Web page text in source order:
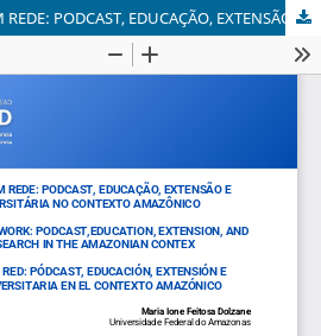
VOZES RIBEIRINHAS EM REDE: PODCAST, EDUCAÇÃO, EXTENSÃO E PESQUISA UNIVERSITÁRIA NO CONTEXTO AMAZÔNICO